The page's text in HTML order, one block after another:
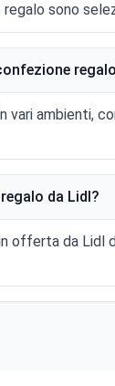
sono
vari ambienti,
da Lidl?
offerta da Lidl